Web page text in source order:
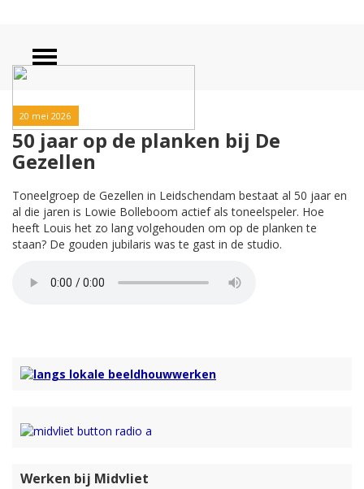
20 mei 2026
50 jaar op de planken bij De
Gezellen
Toneelgroep de Gezellen in Leidschendam bestaat al 50 jaar en
al die jaren is Lowie Bolleboom actief als toneelspeler. Hoe
heeft Louis het zo lang volgehouden om op de planken te
staan? De gouden jubilaris was te gast in de studio.
Werken bij Midvliet